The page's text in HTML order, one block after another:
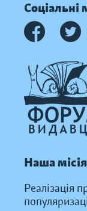
Соціальні
Наша місія
Реалізація